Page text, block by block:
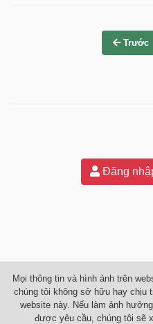
Trước
Đăng
Mọi thông tin và hình ảnh trên
chúng tôi không sở hữu hay chịu
website này. Nếu làm ảnh
được yêu cầu, chúng tôi sẽ